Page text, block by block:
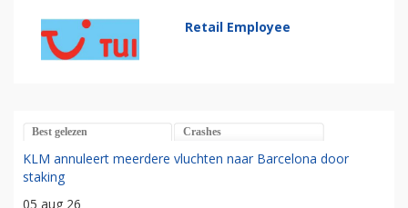
Retail Employee
Best gelezen Crashes
KLM annuleert meerdere vluchten naar Barcelona door
staking
05 aug 26